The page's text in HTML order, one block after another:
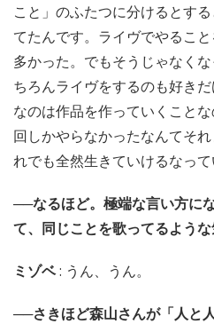
こと」のふたつに分けるとす
てたんです。ライヴでやるこ
多かった。でもそうじゃなく
ちろんライヴをするのも好き
なのは作品を作っていくこと
回しかやらなかったなんてそ
れでも全然生きていけるなって
──なるほど。極端な言い方に
て、同じことを歌ってるような
ミゾベ: うん、うん。
──さきほど森山さんが「人と